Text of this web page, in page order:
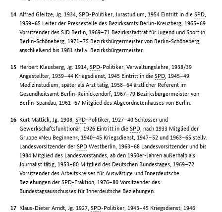
Alfred Gleitze, Jg. 1934,SPD-Politiker, Jurastudium, 1954 Eintritt in dieSPD
1959–65 Leiter der Pressestelle des Bezirksamts Berlin-Kreuzberg, 1965–69
Vorsitzender desSJD Berlin, 1969–71 Bezirksstadtrat für Jugend und Sport in
Berlin-Schöneberg, 1971–75 Bezirksbürgermeister von Berlin-Schöneberg,
anschließend bis 1981 stellv. Bezirksbürgermeister.
Herbert Kleusberg, Jg. 1914,SPD-Politiker, Verwaltungslehre, 1938/39
Angestellter, 1939–44 Kriegsdienst, 1945 Eintritt in dieSPD , 1945–49
Medizinstudium, später als Arzt tätig, 1958–64 ärztlicher Referent im
Gesundheitsamt Berlin-Reinickendorf, 1967–79 Bezirksbürgermeister von
Berlin-Spandau, 1961–67 Mitglied des Abgeordnetenhauses von Berlin.
Kurt Mattick, Jg. 1908,SPD-Politiker, 1927–40 Schlosser und
Gewerkschaftsfunktionär, 1926 Eintritt in dieSPD , nach 1933 Mitglied der
Gruppe »Neu Beginnen«, 1940–45 Kriegsdienst, 1947–52 und 1963–65 stellv.
Landesvorsitzender derSPD Westberlin, 1963–68 Landesvorsitzender und bis
1984 Mitglied des Landesvorstandes, ab den 1950er-Jahren außerhalb als
Journalist tätig, 1953–80 Mitglied des Deutschen Bundestages, 1969–72
Vorsitzender des Arbeitskreises für Auswärtige und Innerdeutsche
Beziehungen derSPD-Fraktion, 1976–80 Vorsitzender des
Bundestagsausschusses für Innerdeutsche Beziehungen.
Klaus-Dieter Arndt, Jg. 1927,SPD-Politiker, 1943–45 Kriegsdienst, 1946